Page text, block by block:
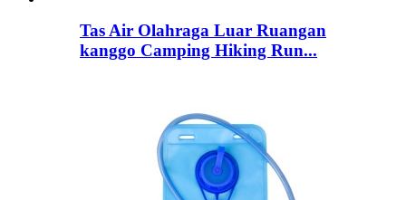
Tas Air Olahraga Luar Ruangan
kanggo Camping Hiking Run...